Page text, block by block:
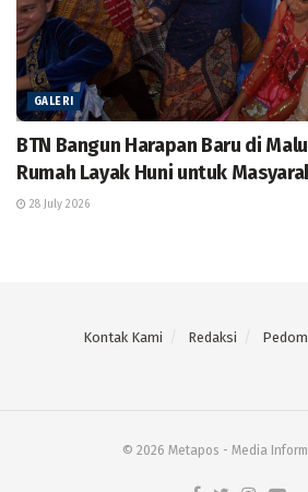
GALERI
BTN Bangun Harapan Baru di
Rumah Layak Huni untuk
28 July 2026
Kontak Kami Redaksi
© 2026 Metapos - Media